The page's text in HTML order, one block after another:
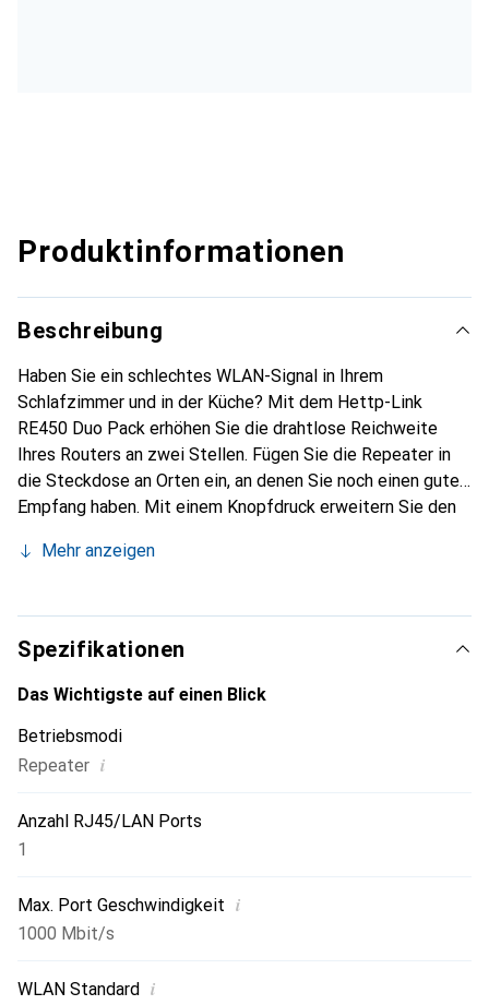
Produktinformationen
Beschreibung
Haben Sie ein schlechtes WLAN-Signal in Ihrem
Schlafzimmer und in der Küche? Mit dem Hettp-Link
RE450 Duo Pack erhöhen Sie die drahtlose Reichweite
Ihres Routers an zwei Stellen. Fügen Sie die Repeater in
die Steckdose an Orten ein, an denen Sie noch einen guten
Empfang haben. Mit einem Knopfdruck erweitern Sie den
Internet über das Kabel? Sie können einfach einen Laptop,
Mehr anzeigen
Spezifikationen
Das Wichtigste auf einen Blick
Betriebsmodi
Repeater i
Anzahl RJ45/LAN Ports
1
Max. Port Geschwindigkeit i
1000 Mbit/s
WLAN Standard i